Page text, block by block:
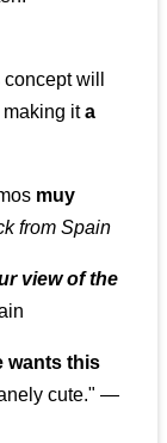
will
making ita
muy
from Spain
view of the
wants this
cute." —